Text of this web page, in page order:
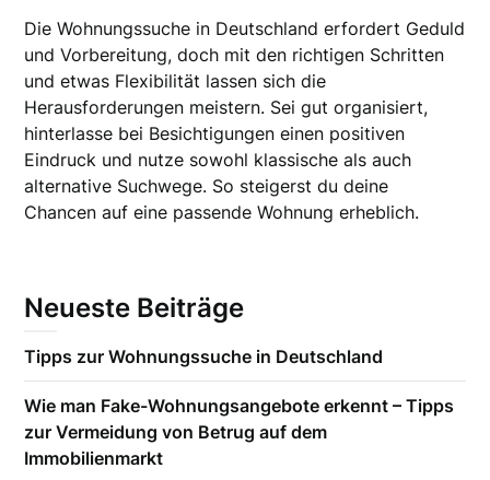
Die Wohnungssuche in Deutschland erfordert Geduld
und Vorbereitung, doch mit den richtigen Schritten
und etwas Flexibilität lassen sich die
Herausforderungen meistern. Sei gut organisiert,
hinterlasse bei Besichtigungen einen positiven
Eindruck und nutze sowohl klassische als auch
alternative Suchwege. So steigerst du deine
Chancen auf eine passende Wohnung erheblich.
Neueste Beiträge
Tipps zur Wohnungssuche in Deutschland
Wie man Fake-Wohnungsangebote erkennt – Tipps
zur Vermeidung von Betrug auf dem
Immobilienmarkt